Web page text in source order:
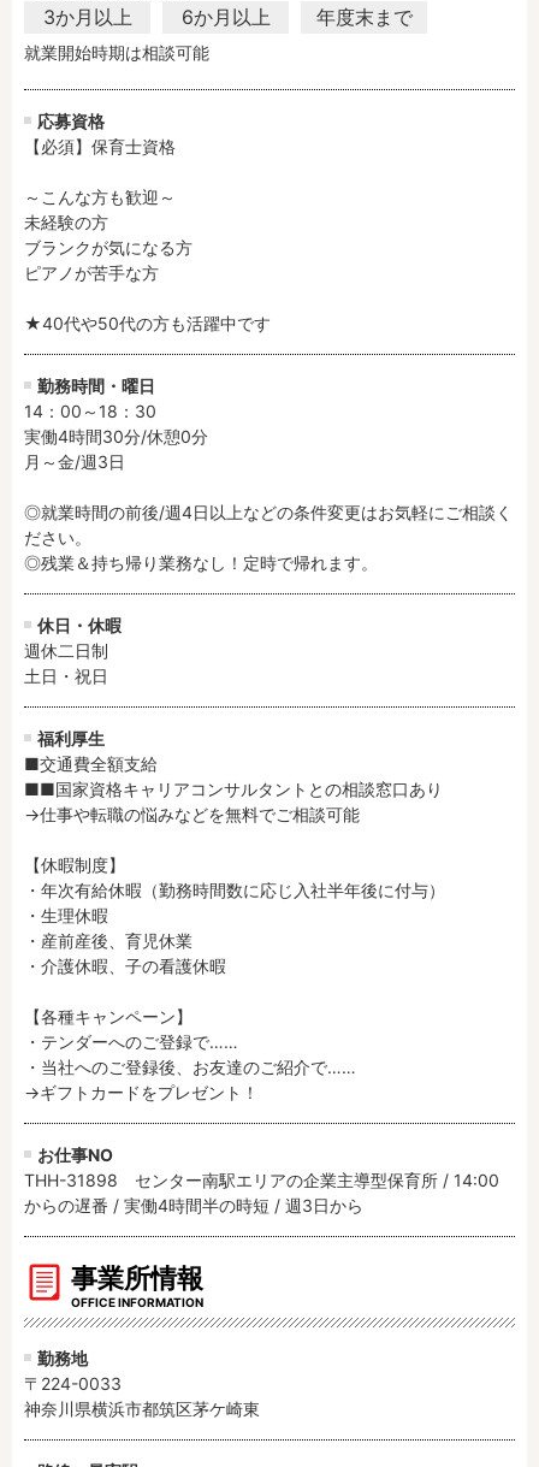
3か月以上 6か月以上 年度末まで
就業開始時期は相談可能
応募資格
【必須】保育士資格
～こんな方も歓迎～
未経験の方
ブランクが気になる方
ピアノが苦手な方
★40代や50代の方も活躍中です
勤務時間・曜日
14：00～18：30
実働4時間30分/休憩0分
月～金/週3日
◎就業時間の前後/週4日以上などの条件変更はお気軽にご相談く
ださい。
◎残業＆持ち帰り業務なし！定時で帰れます。
休日・休暇
週休二日制
土日・祝日
福利厚生
■交通費全額支給
■■国家資格キャリアコンサルタントとの相談窓口あり
→仕事や転職の悩みなどを無料でご相談可能
【休暇制度】
・年次有給休暇（勤務時間数に応じ入社半年後に付与）
・生理休暇
・産前産後、育児休業
・介護休暇、子の看護休暇
【各種キャンペーン】
・テンダーへのご登録で……
・当社へのご登録後、お友達のご紹介で……
→ギフトカードをプレゼント！
お仕事NO
THH-31898 センター南駅エリアの企業主導型保育所 / 14:00
からの遅番 / 実働4時間半の時短 / 週3日から
事業所情報
OFFICE INFORMATION
勤務地
〒224-0033
神奈川県横浜市都筑区茅ケ崎東